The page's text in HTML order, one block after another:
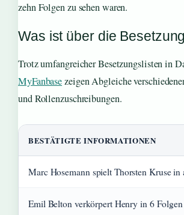
zehn Folgen zu sehen waren.
Was ist über die
Trotz umfangreicher Besetzungslisten in
MyFanbasezeigen Abgleiche
und Rollenzuschreibungen.
BESTÄTIGTE INFORMATIONEN
Marc Hosemann spielt Thorsten Kruse in
Emil Belton verkörpert Henry in 6 Folgen